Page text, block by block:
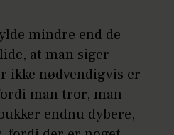
mindre end de
at man siger
ikke nødvendigvis er
man tror, man
endnu dybere,